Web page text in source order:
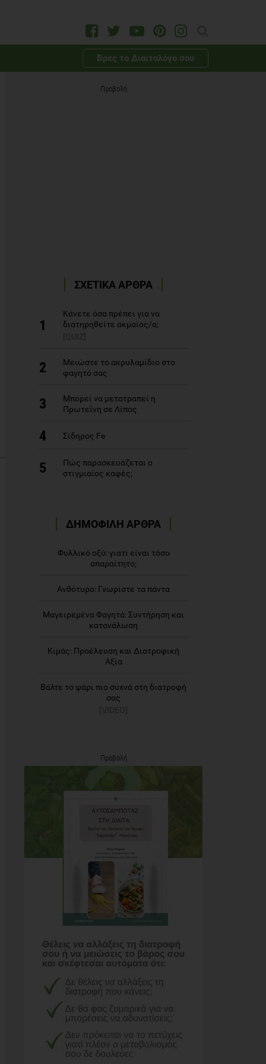
Βρες το Διαιτολόγο σου
Προβολή
ΣΧΕΤΙΚΑ ΑΡΘΡΑ
1
Kάνετε όσα πρέπει για να
διατηρηθείτε ακμαίος/α;
[QUIZ]
2
Μειώστε το ακρυλαμίδιο στο
φαγητό σας
3
Μπορεί να μετατραπεί η
Πρωτεΐνη σε Λίπος
4 Σίδηρος Fe
5
Πώς παρασκευάζεται ο
στιγμιαίος καφές;
ΔΗΜΟΦΙΛΗ ΑΡΘΡΑ
Φυλλικό οξύ: γιατί είναι τόσο
απαραίτητο;
Ανθότυρο: Γνωρίστε τα πάντα
Μαγειρεμένα Φαγητά: Συντήρηση και
κατανάλωση
Κιμάς: Προέλευση και Διατροφική
Αξία
Βάλτε το ψάρι πιο συχνά στη διατροφή
σας
[VIDEO]
Προβολή